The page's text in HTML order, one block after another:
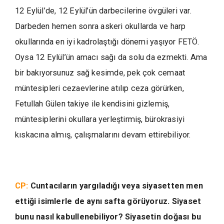
12 Eylül’de, 12 Eylül’ün darbecilerine övgüleri var.
Darbeden hemen sonra askeri okullarda ve harp
okullarında en iyi kadrolaştığı dönemi yaşıyor FETÖ.
Oysa 12 Eylül’ün amacı sağı da solu da ezmekti. Ama
bir bakıyorsunuz sağ kesimde, pek çok cemaat
müntesipleri cezaevlerine atılıp ceza görürken,
Fetullah Gülen takiye ile kendisini gizlemiş,
müntesiplerini okullara yerleştirmiş, bürokrasiyi
kıskacına almış, çalışmalarını devam ettirebiliyor.
CP: Cuntacıların yargıladığı veya siyasetten men
ettiği isimlerle de aynı safta görüyoruz. Siyaset
bunu nasıl kabullenebiliyor? Siyasetin doğası bu